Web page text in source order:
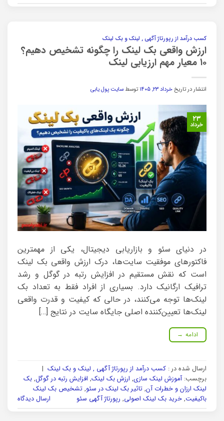
کسب درآمد از رپورتاژ آگهی , لینک و بک لینک
ارزش واقعی بک لینک را چگونه تشخیص دهیم؟
۱۰ معیار مهم ارزیابی لینک
انتشار در تاریخخرداد ۲۳, ۱۴۰۵ توسط سایت پول یابی
۲۳
خرداد
در دنیای سئو و بازاریابی دیجیتال، یکی از مهمترین
فاکتورهای موفقیت سایت‌ها، درک ارزش واقعی بک لینک
است که نقش مستقیم در افزایش رتبه در گوگل و رشد
ترافیک ارگانیک دارد. بسیاری از افراد فقط به تعداد بک
لینک‌ها توجه می‌کنند، در حالی که کیفیت و قدرت واقعی
لینک‌ها تعیین‌کننده اصلی جایگاه سایت در نتایج […]
ادامه →
ارسال شده در : کسب درآمد از رپورتاژ آگهی , لینک و بک لینک |
برچسب:آموزش لینک سازی, ارزش بک لینک, افزایش رتبه در گوگل, بک
لینک ارزان و خطرات آن, تاثیر بک لینک در سئو, تشخیص بک لینک
باکیفیت, خرید بک لینک اصولی, رپورتاژ آگهی سئو ارسال دیدگاه